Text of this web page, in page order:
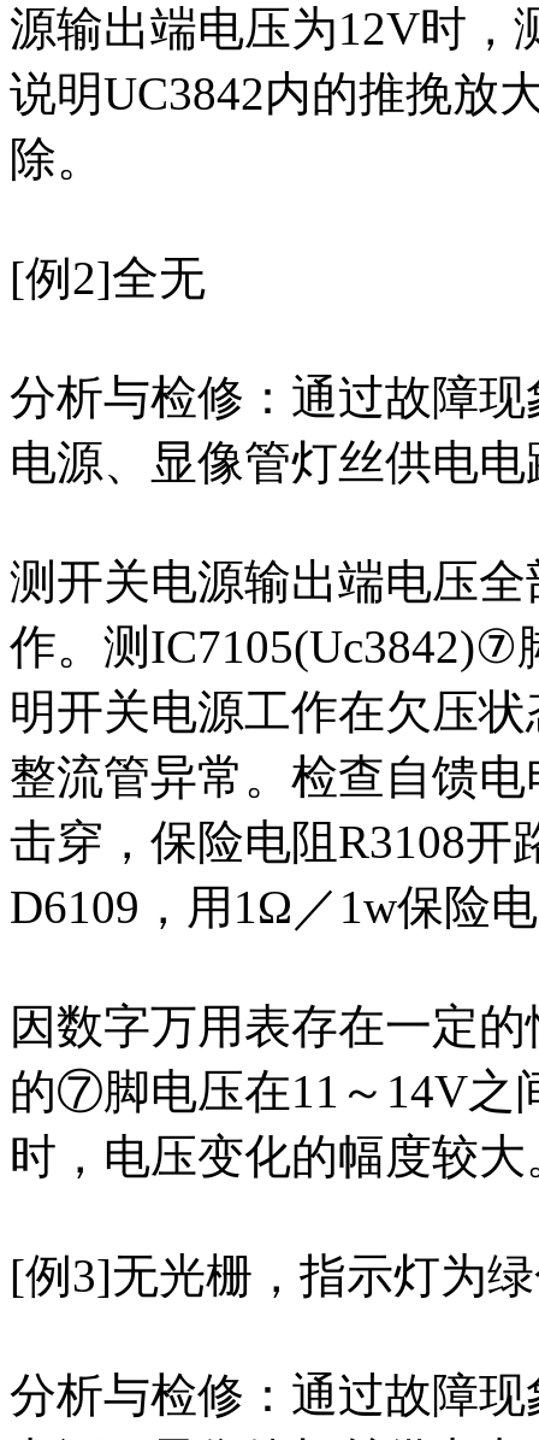
源输出端电压为12V时，
说明UC3842内的推挽放
除。
[例2]全无
分析与检修：通过故障
电源、显像管灯丝供电
测开关电源输出端电压
作。测IC7105(Uc3842)⑦
明开关电源工作在欠压
整流管异常。检查自馈
击穿，保险电阻R3108开
D6109，用1Ω／1w保险
因数字万用表存在一定
的⑦脚电压在11～14V之
时，电压变化的幅度较大
[例3]无光栅，指示灯为
分析与检修：通过故障